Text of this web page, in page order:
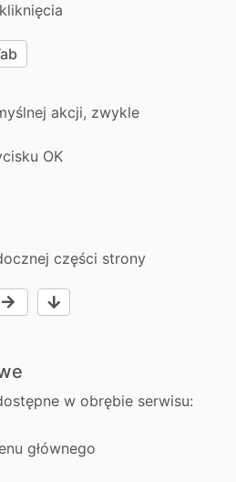
akcji, zwykle
OK
części strony
w obrębie serwisu:
głównego